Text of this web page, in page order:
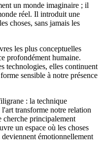
un monde imaginaire ; il
réel. Il introduit une
choses, sans jamais les
les plus conceptuelles
profondément humaine.
technologies, elles continuent
sensible à notre présence
: la technique
transforme notre relation
cherche principalement
un espace où les choses
émotionnellement